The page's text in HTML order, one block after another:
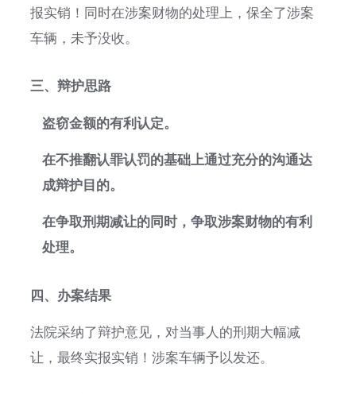
报实销！同时在涉案财物的处理上，保全了涉案
车辆，未予没收。
三、辩护思路
盗窃金额的有利认定。
在不推翻认罪认罚的基础上通过充分的沟通达
成辩护目的。
在争取刑期减让的同时，争取涉案财物的有利
处理。
四、办案结果
法院采纳了辩护意见，对当事人的刑期大幅减
让，最终实报实销！涉案车辆予以发还。